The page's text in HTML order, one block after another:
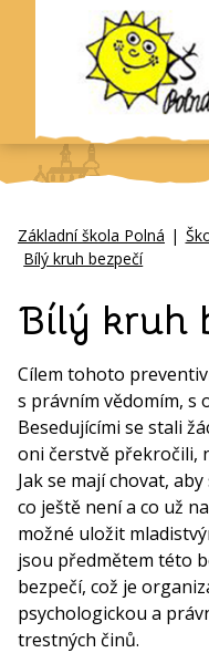
Základní škola Polná |
Bílý kruh bezpečí
Bílý kruh
Cílem tohoto
s právním vědomím, s
Besedujícími se stali
oni čerstvě překročili,
Jak se mají chovat,
co ještě není a co už
možné uložit
jsou předmětem této
bezpečí, což je
psychologickou a
trestných činů.